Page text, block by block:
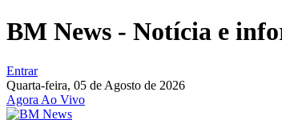
BM News - Notícia e
Entrar
Quarta-feira, 05 de Agosto de 2026
Agora Ao Vivo